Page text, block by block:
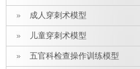
成人穿刺术模型
儿童穿刺术模型
五官科检查操作训练模型